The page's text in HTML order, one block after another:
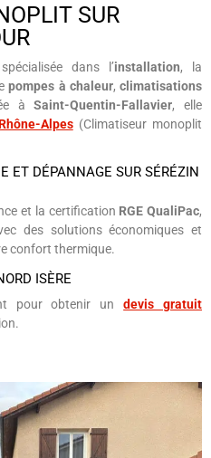
SUR
dans l’installation, la
pompes à chaleur, climatisations
àSaint-Quentin-Fallavier, elle
Alpes(Climatiseur monoplit
ET DÉPANNAGE SUR SÉRÉZIN
et la certification RGE QualiPac,
des solutions économiques et
confort thermique.
ISÈRE
pour obtenir undevis gratuit